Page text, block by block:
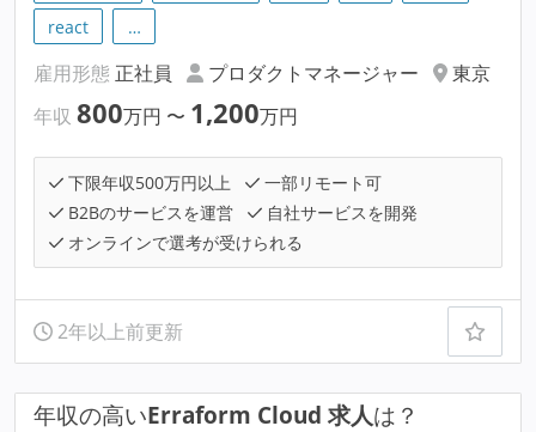
react
…
雇用形態 正社員 プロダクトマネージャー
東京
年収 800万円 〜 1,200万円
下限年収500万円以上
一部リモート可
B2Bのサービスを運営
自社サービスを開発
オンラインで選考が受けられる
2年以上前更新
年収の高いErraform Cloud 求人は？